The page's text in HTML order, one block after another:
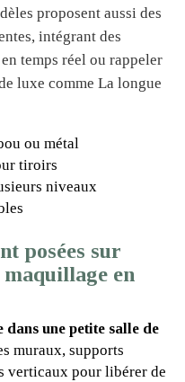
proposent aussi des
intégrant des
temps réel ou rappeler
luxe comme La longue
ou métal
tiroirs
niveaux
posées sur
en
dans une petite salle de
muraux, supports
verticaux pour libérer de